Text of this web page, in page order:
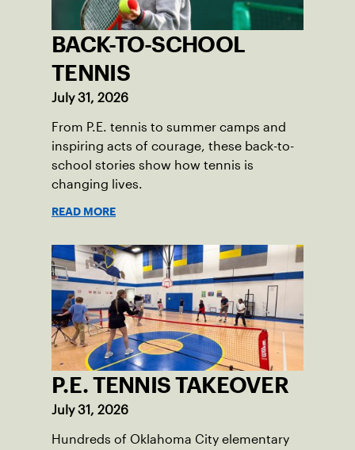
BACK-TO-SCHOOL
TENNIS
July 31, 2026
From P.E. tennis to summer camps and
inspiring acts of courage, these back-to-
school stories show how tennis is
changing lives.
READ MORE
P.E. TENNIS TAKEOVER
July 31, 2026
Hundreds of Oklahoma City elementary